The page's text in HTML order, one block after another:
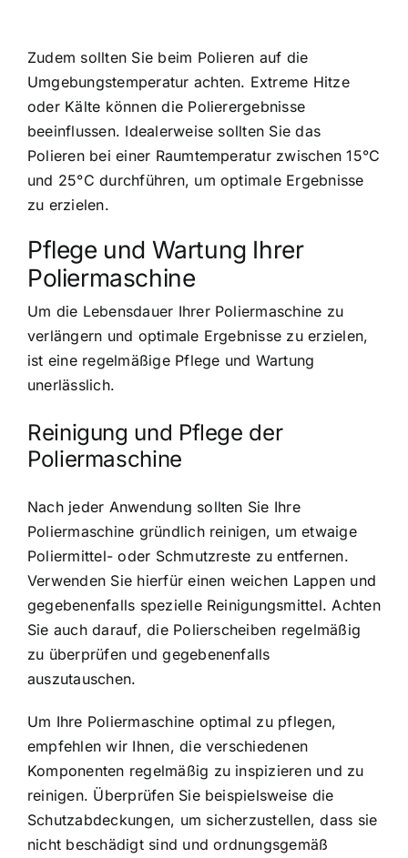
Zudem sollten Sie beim Polieren auf die
Umgebungstemperatur achten. Extreme Hitze
oder Kälte können die Polierergebnisse
beeinflussen. Idealerweise sollten Sie das
Polieren bei einer Raumtemperatur zwischen 15°C
und 25°C durchführen, um optimale Ergebnisse
zu erzielen.
Pflege und Wartung Ihrer
Poliermaschine
Um die Lebensdauer Ihrer Poliermaschine zu
verlängern und optimale Ergebnisse zu erzielen,
ist eine regelmäßige Pflege und Wartung
unerlässlich.
Reinigung und Pflege der
Poliermaschine
Nach jeder Anwendung sollten Sie Ihre
Poliermaschine gründlich reinigen, um etwaige
Poliermittel- oder Schmutzreste zu entfernen.
Verwenden Sie hierfür einen weichen Lappen und
gegebenenfalls spezielle Reinigungsmittel. Achten
Sie auch darauf, die Polierscheiben regelmäßig
zu überprüfen und gegebenenfalls
auszutauschen.
Um Ihre Poliermaschine optimal zu pflegen,
empfehlen wir Ihnen, die verschiedenen
Komponenten regelmäßig zu inspizieren und zu
reinigen. Überprüfen Sie beispielsweise die
Schutzabdeckungen, um sicherzustellen, dass sie
nicht beschädigt sind und ordnungsgemäß